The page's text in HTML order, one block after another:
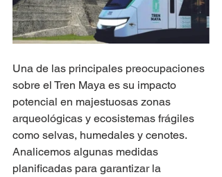
Una de las principales preocupaciones
sobre el Tren Maya es su impacto
potencial en majestuosas zonas
arqueológicas y ecosistemas frágiles
como selvas, humedales y cenotes.
Analicemos algunas medidas
planificadas para garantizar la